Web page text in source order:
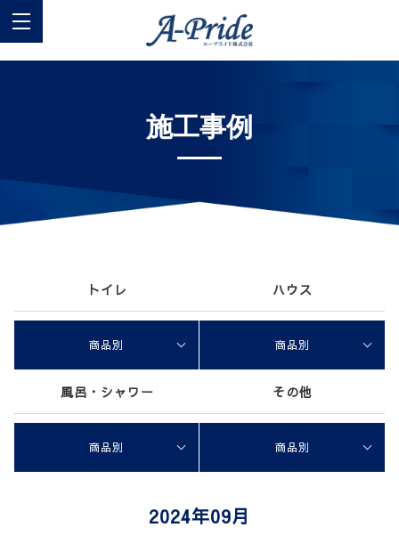
施工事例
トイレ ハウス
商品別 商品別
風呂・シャワー その他
商品別 商品別
2024年09月